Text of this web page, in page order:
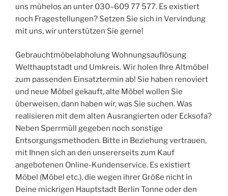
uns mühelos an unter 030–609 77 577. Es existiert
noch Fragestellungen? Setzen Sie sich in Vervindung
mit uns, wir unterstützen Sie gerne!
Gebrauchtmöbelabholung Wohnungsauflösung
Welthauptstadt und Umkreis. Wir holen Ihre Altmöbel
zum passenden Einsatztermin ab! Sie haben renoviert
und neue Möbel gekauft, alte Möbel wollen Sie
überweisen, dann haben wir, was Sie suchen. Was
realisieren mit dem alten Ausrangierten oder Ecksofa?
Neben Sperrmüll gegeben noch sonstige
Entsorgungsmethoden. Bitte in Beziehung vertrauen,
mit Ihnen sich an den unsererseits zum Kauf
angebotenen Online-Kundenservice. Es existiert
Möbel (Möbel etc.), die wegen ihrer Größe nicht in
Deine mickrigen Hauptstadt Berlin Tonne oder den